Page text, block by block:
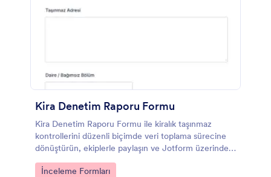
Kira Denetim Raporu Formu
Kira Denetim Raporu Formu ile kiralık taşınmaz
kontrollerini düzenli biçimde veri toplama sürecine
dönüştürün, ekiplerle paylaşın ve Jotform üzerinden
form yanıtı kayıtlarını tek yerden takip edin.
Go to Category:
İnceleme Formları